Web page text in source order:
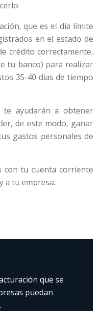
que es el día límite
en el estado de
crédito correctamente,
tu banco) para realizar
35-40 días de tiempo
te ayudarán a obtener
de este modo, ganar
gastos personales de
con tu cuenta corriente
a tu empresa.
que se
puedan